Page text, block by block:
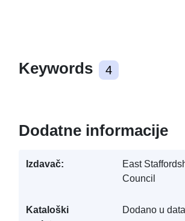
Keywords 4
Dodatne informacije
Izdavač:
East
Council
Kataloški
Dodano u